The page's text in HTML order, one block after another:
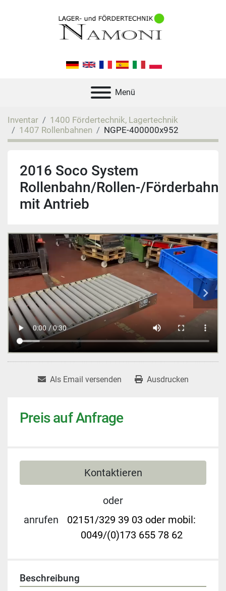
Menü
Inventar
1400 Fördertechnik, Lagertechnik
1407 Rollenbahnen
NGPE-400000x952
2016 Soco System
Rollenbahn/Rollen-/Förderbahn
mit Antrieb
Als Email versenden Ausdrucken
Preis auf Anfrage
Kontaktieren
oder
anrufen
02151/329 39 03 oder mobil:
0049/(0)173 655 78 62
Beschreibung